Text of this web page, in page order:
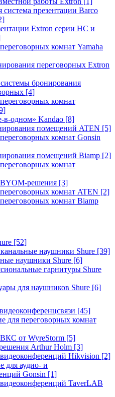
система презентации Barco
Extron серии HC и
комнат Yamaha
переговорных Extron
бронирования
[4]
комнат
в-одном» Kandao [8]
помещений ATEN [5]
комнат Gonsin
помещений Biamp [2]
комнат
решения [3]
комнат ATEN [2]
комнат Biamp
[52]
наушники Shure [39]
наушники Shure [6]
гарнитуры Shure
для наушников Shure [6]
[45]
для переговорных комнат
от WyreStorm [5]
Arthur Holm [3]
Hikvision [2]
для аудио- и
Gonsin [1]
TaverLAB